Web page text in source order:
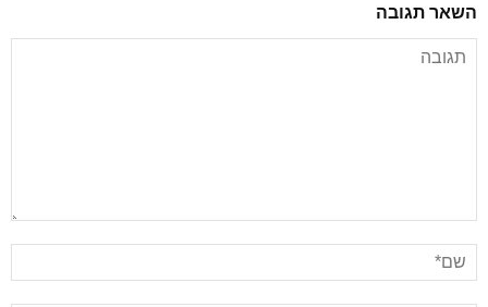
השאר תגובה